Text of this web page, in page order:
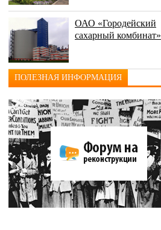
ОАО «Городейский
сахарный комбинат»
ПОЛЕЗНАЯ ИНФОРМАЦИЯ